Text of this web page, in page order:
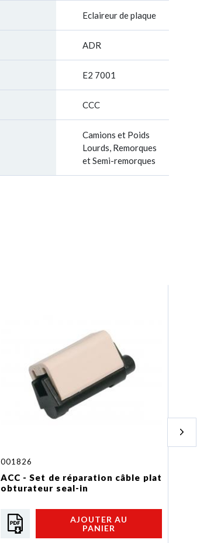
Eclaireur de plaque
ADR
E2 7001
CCC
Camions et Poids
Lourds, Remorques
et Semi-remorques
001826
ACC - Set de réparation câble plat
obturateur seal-in
AJOUTER AU
PANIER